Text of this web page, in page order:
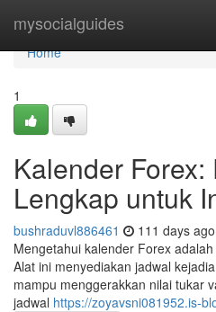
mysocialguides
Home
Home
1
Kalender Forex:
Lengkap untuk
bushraduvl886461 111 days ago
Mengetahui kalender Forex
Alat ini menyediakan jadwal
mampu menggerakkan nilai tukar
jadwal https://zoyavsni081952.is-